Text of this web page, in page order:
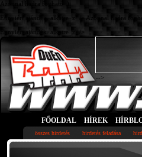
Azonnal hadra fogható :).
Ennyiért ajándék. alkatre_z" />
Azonnal hadra
Ennyiért ajándék. alkatre_z" />
-->
FŐOLDAL HÍREK
összes hirdetés hirdetés feladása